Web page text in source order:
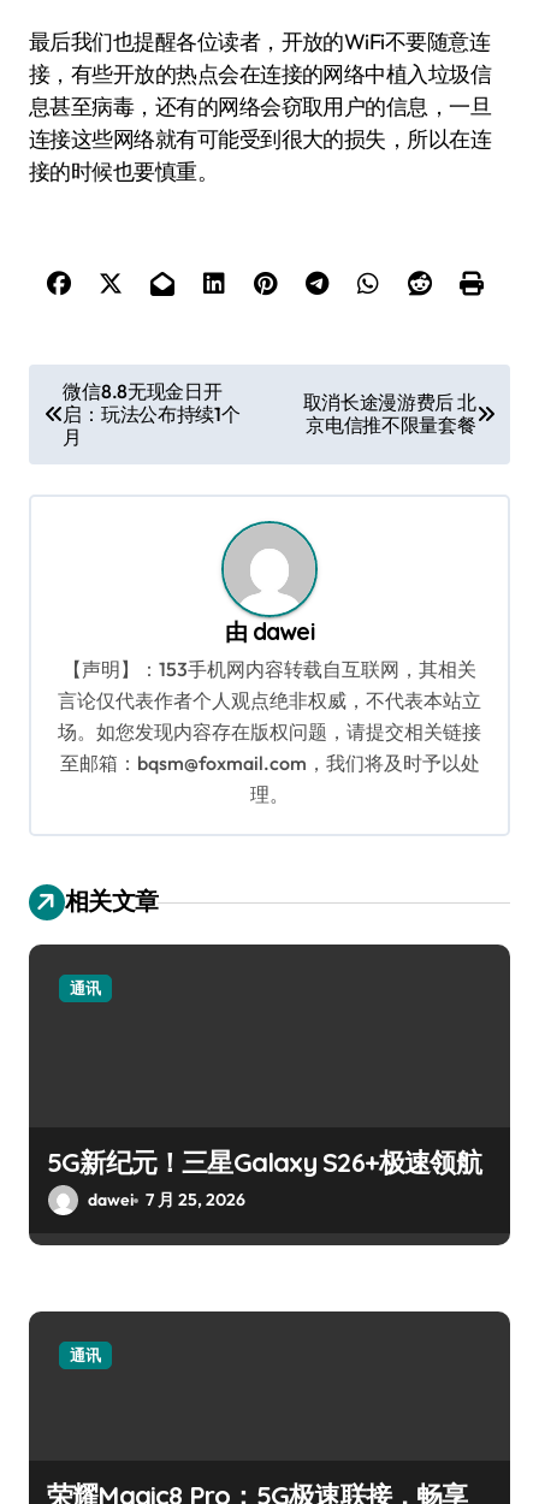
最后我们也提醒各位读者，开放的WiFi不要随意连
接，有些开放的热点会在连接的网络中植入垃圾信
息甚至病毒，还有的网络会窃取用户的信息，一旦
连接这些网络就有可能受到很大的损失，所以在连
接的时候也要慎重。
章
导
航
微信8.8无现金日开
启：玩法公布持续1个
月
取消长途漫游费后 北
京电信推不限量套餐
由 dawei
【声明】：153手机网内容转载自互联网，其相关
言论仅代表作者个人观点绝非权威，不代表本站立
场。如您发现内容存在版权问题，请提交相关链接
至邮箱：bqsm@foxmail.com，我们将及时予以处
理。
相关文章
通讯
5G新纪元！三星Galaxy S26+极速领航
dawei 7 月 25, 2026
通讯
荣耀Magic8 Pro：5G极速联接，畅享